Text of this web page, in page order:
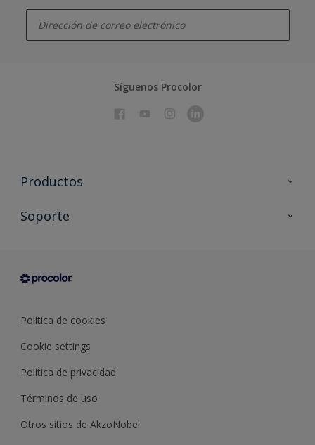
Síguenos Procolor
Productos
Todos los productos
Condiciones generales de venta
Soporte
Sobre Procolor
Política de cookies
Cookie settings
Política de privacidad
Términos de uso
Otros sitios de AkzoNobel